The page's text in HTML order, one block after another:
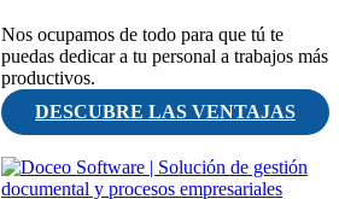
Nos ocupamos de todo para que tú te
puedas dedicar a tu personal a trabajos más
productivos.
DESCUBRE LAS VENTAJAS